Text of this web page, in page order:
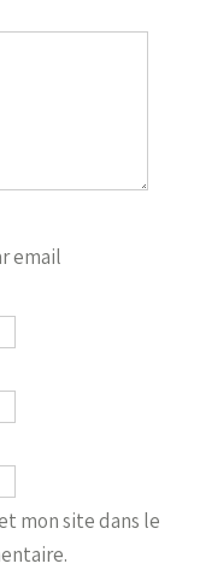
email
mon site dans le